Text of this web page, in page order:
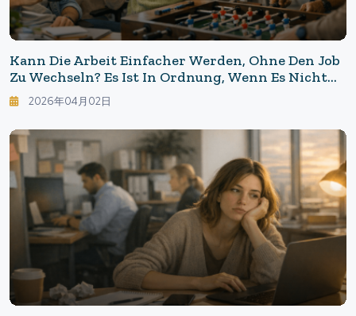
Kann Die Arbeit Einfacher Werden, Ohne Den Job
Zu Wechseln? Es Ist In Ordnung, Wenn Es Nicht
Die Arbeit Ist, Die Sie Lieben. Der Grund, Warum
Der "20-Prozent-Sinn" Ihre Arbeitsweise Retten
Kann.
2026年04月02日